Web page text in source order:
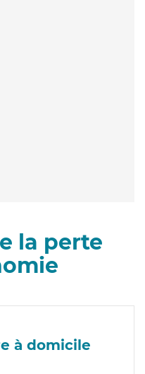
la perte
à domicile